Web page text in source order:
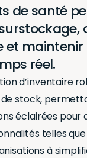
de santé
et
réel.
d’inventaire
de stock,
éclairées pour
telles
à